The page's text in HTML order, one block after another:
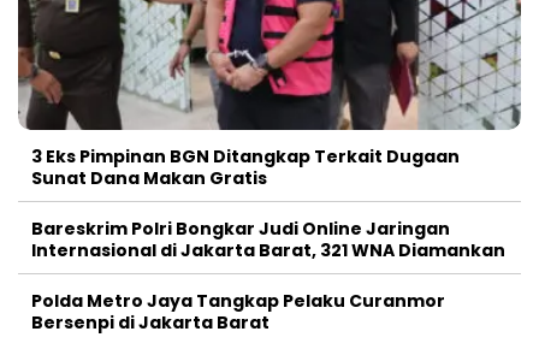
3 Eks Pimpinan BGN Ditangkap Terkait Dugaan
Sunat Dana Makan Gratis
Bareskrim Polri Bongkar Judi Online Jaringan
Internasional di Jakarta Barat, 321 WNA Diamankan
Polda Metro Jaya Tangkap Pelaku Curanmor
Bersenpi di Jakarta Barat